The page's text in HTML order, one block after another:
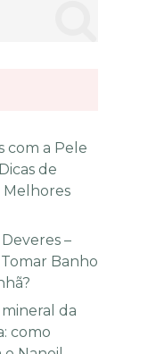
com a Pele
de
Melhores
–
Banho
da
como